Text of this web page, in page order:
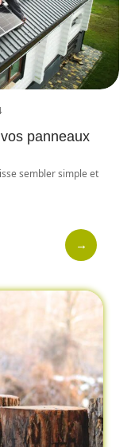
panneaux
sembler simple et